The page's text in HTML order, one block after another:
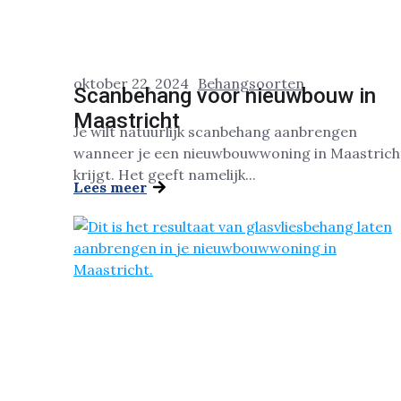
oktober 22, 2024 Behangsoorten
Scanbehang voor nieuwbouw in
Maastricht
Je wilt natuurlijk scanbehang aanbrengen
wanneer je een nieuwbouwwoning in
krijgt. Het geeft namelijk...
Lees meer